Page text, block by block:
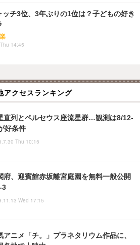
ッチ3位、3年ぶりの1位は？子どもの好き
14:45
アクセスランキング
直列とペルセウス座流星群…観測は8/12-
好条件
Thu 10:15
府、迎賓館赤坂離宮庭園を無料一般公開
3
Wed 17:15
アニメ「チ。」プラネタリウム作品に、